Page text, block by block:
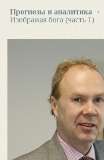
Прогнозы и аналитика ›
Изображая бога (часть 1)